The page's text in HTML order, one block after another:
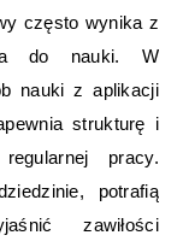
często wynika z
do nauki. W
nauki z aplikacji
strukturę i
pracy.
potrafią
zawiłości